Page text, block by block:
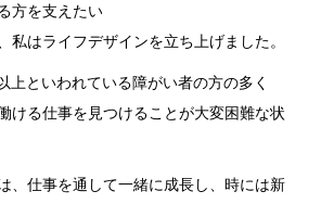
方を支えたい
私はライフデザインを立ち上げました。
上といわれている障がい者の方の多く
ける仕事を見つけることが大変困難な状
、仕事を通して一緒に成長し、時には新